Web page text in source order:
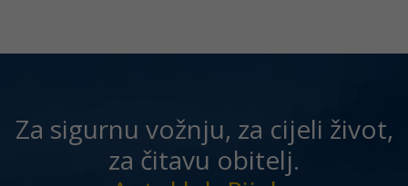
Za sigurnu vožnju, za cijeli život,
za čitavu obitelj.